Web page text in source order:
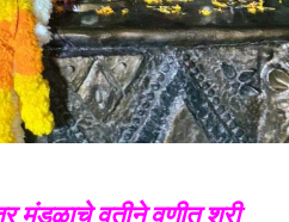
मंडळाचे वतीने वणीत श्री